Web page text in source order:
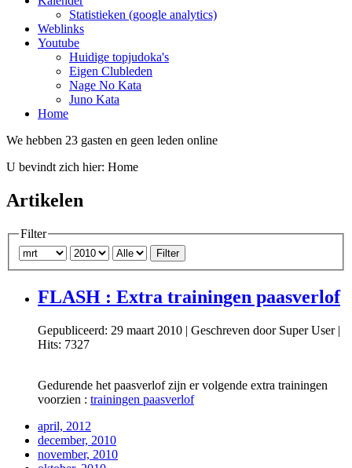
Statistieken (google analytics)
Weblinks
Youtube
Huidige topjudoka's
Eigen Clubleden
Nage No Kata
Juno Kata
Home
We hebben 23 gasten en geen leden online
U bevindt zich hier: Home
Artikelen
Filter
Filter
FLASH : Extra trainingen paasverlof
Gepubliceerd: 29 maart 2010 | Geschreven door Super User|
Hits: 7327
Gedurende het paasverlof zijn er volgende extra trainingen
voorzien : trainingen paasverlof
april, 2012
december, 2010
november, 2010